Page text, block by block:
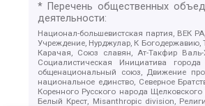
* Перечень общественных
деятельности:
Национал-большевистская партия, ВЕК
Учреждение, Нурджулар, К
Карачая, Союз славян, Ат-Такфир
Социалистическая Инициатива
общенациональный союз, Движение
национальное единство, Северное
Коренного Русского народа
Белый Крест, Misanthropic division,